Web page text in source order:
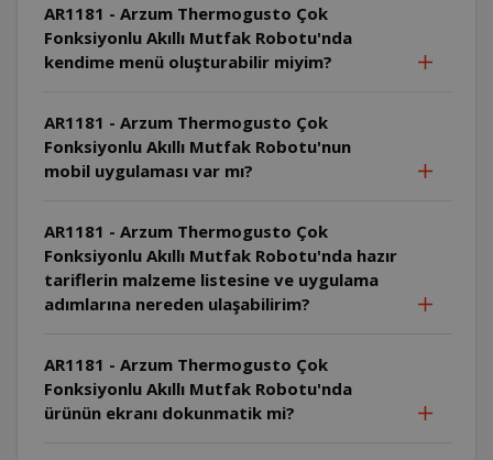
AR1181 - Arzum Thermogusto Çok
Fonksiyonlu Akıllı Mutfak Robotu'nda
kendime menü oluşturabilir miyim?
AR1181 - Arzum Thermogusto Çok
Fonksiyonlu Akıllı Mutfak Robotu'nun
mobil uygulaması var mı?
AR1181 - Arzum Thermogusto Çok
Fonksiyonlu Akıllı Mutfak Robotu'nda hazır
tariflerin malzeme listesine ve uygulama
adımlarına nereden ulaşabilirim?
AR1181 - Arzum Thermogusto Çok
Fonksiyonlu Akıllı Mutfak Robotu'nda
ürünün ekranı dokunmatik mi?